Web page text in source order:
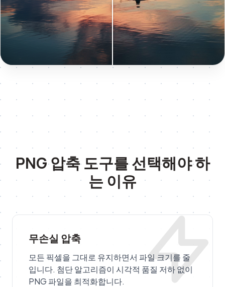
PNG 압축 도구를 선택해야 하
는 이유
무손실 압축
모든 픽셀을 그대로 유지하면서 파일 크기를 줄
입니다. 첨단 알고리즘이 시각적 품질 저하 없이
PNG 파일을 최적화합니다.